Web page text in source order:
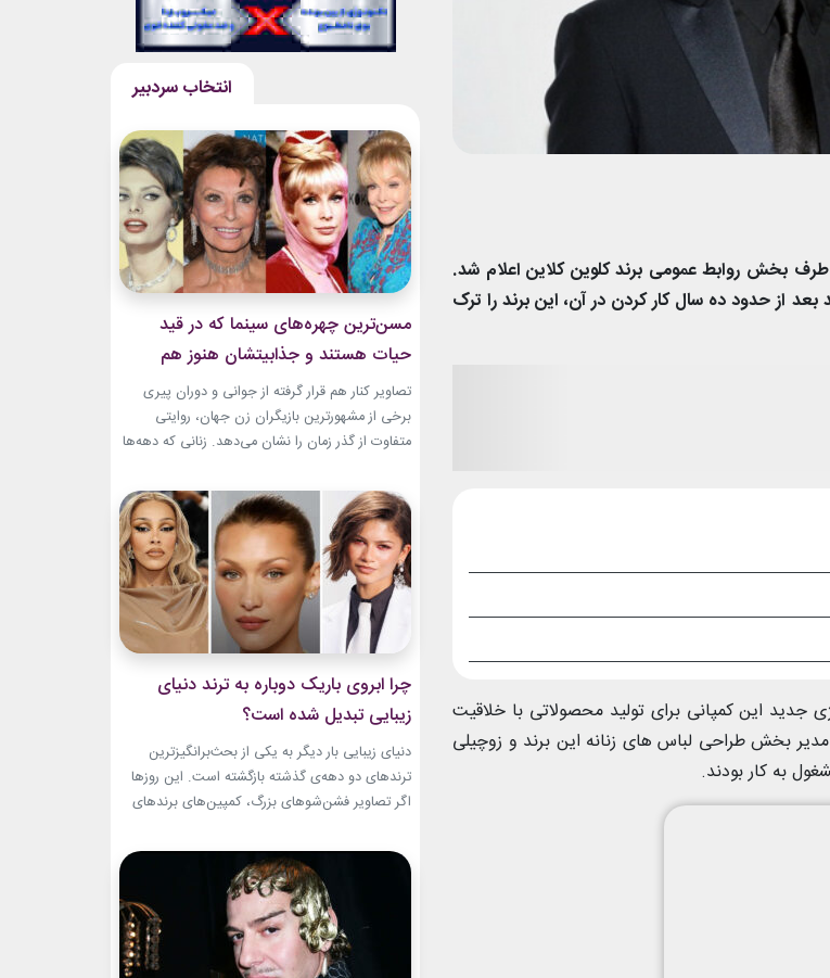
طرف بخش روابط عمومی برند کلوین کلاین اعلام شد.
بعد از حدود ده سال کار کردن در آن، این برند را ترک
جدید این کمپانی برای تولید محصولاتی با خلاقیت
کاستا از سال 2003 میلادی به عنوان مدیر بخش طراحی لباس های زنانه این برند و زوچیلی
مسن‌ترین چهره‌های سینما که در قید
حیات هستند و جذابیتشان هنوز هم
باقیست!
تصاویر کنار هم قرار گرفته از جوانی و دوران پیری
برخی از مشهورترین بازیگران زن جهان، روایتی
متفاوت از گذر زمان را نشان می‌دهد. زنانی که دهه‌ها
و میراث هنری خود الهام‌بخش هستند. بازیگران زن
مسن سینما ثابت کرده‌اند که جذابیت واقعی تنها به
سال‌های جوانی محدود...
چرا ابروی باریک دوباره به ترند دنیای
زیبایی تبدیل شده است؟
دنیای زیبایی بار دیگر به یکی از بحث‌برانگیزترین
ترندهای دو دهه‌ی گذشته بازگشته است. این روزها
اگر تصاویر فشن‌شوهای بزرگ، کمپین‌های برندهای
حضور ابروی باریک مدرن را به‌وضوح خواهید دید. با
این حال، این بازگشت شباهت چندانی به ابروهای
بسیار نازک دهه ۱۹۹۰ و اوایل دهه...